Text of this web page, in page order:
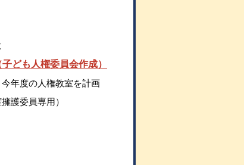
ども人権委員会作成）
年度の人権教室を計画
護委員専用）